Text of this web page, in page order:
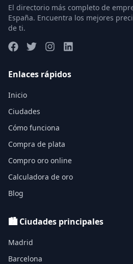
El directorio más completo de
España. Encuentra los mejores
de ti.
Enlaces rápidos
Inicio
Ciudades
Cómo funciona
Compra de plata
Compro oro online
Calculadora de oro
Blog
🏙️ Ciudades principales
Madrid
Barcelona